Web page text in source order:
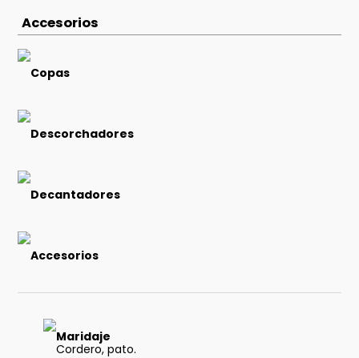
Accesorios
Copas
Descorchadores
Decantadores
Accesorios
Maridaje
Cordero, pato.